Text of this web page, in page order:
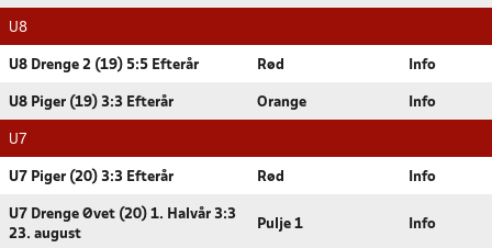
U8
U8 Drenge 2 (19) 5:5 Efterår Rød Info
U8 Piger (19) 3:3 Efterår Orange Info
U7
U7 Piger (20) 3:3 Efterår Rød Info
U7 Drenge Øvet (20) 1. Halvår 3:3
23. august
Pulje 1 Info